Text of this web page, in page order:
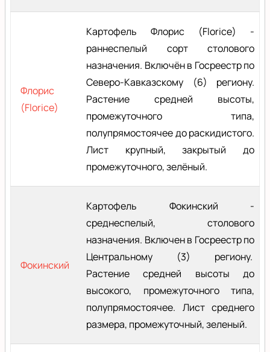
Флорис
(Florice)
Картофель Флорис (Florice) -
раннеспелый сорт столового
назначения. Включён в Госреестр по
Северо-Кавказскому (6) региону.
Растение средней высоты,
промежуточного типа,
полупрямостоячее до раскидистого.
Лист крупный, закрытый до
промежуточного, зелёный.
Фокинский
Картофель Фокинский -
среднеспелый, столового
назначения. Включен в Госреестр по
Центральному (3) региону.
Растение средней высоты до
высокого, промежуточного типа,
полупрямостоячее. Лист среднего
размера, промежуточный, зеленый.